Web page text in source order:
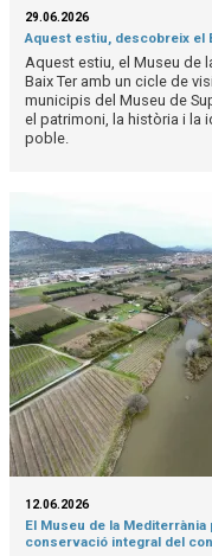
29.06.2026
Aquest estiu, descobreix el
Aquest estiu, el Museu de
Baix Ter amb un cicle de
municipis del Museu de
el patrimoni, la història i la
poble.
12.06.2026
El Museu de la
conservació integral del